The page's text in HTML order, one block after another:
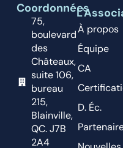
Coordonnées
75,
boulevard
des
Châteaux,
suite 106,
bureau
215,
Blainville,
QC. J7B
2A4
À propos
Équipe
CA
D. Éc.